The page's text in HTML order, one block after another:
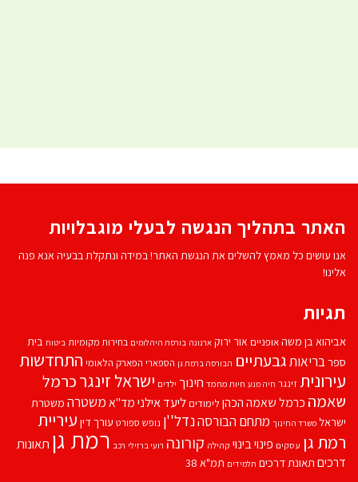
האתר בתהליך הנגשה לבעלי מוגבלויות
אנו עושים כל מאמץ להשלים את הנגשת האתר! במידה ונתקלת בבעיה אנא פנה
אלינו!
תגיות
אביהוא בן משהאופניים אור ירוק ארנונה בורסת היהלומים בחירות מקומיות ביטוח בית
ספרבריאותגבעתיים הבורסה ברמת גן הספארי הפארק הלאומי התחדשות
עירוניתזינגר חיה מנע חיות מחמד חינוך ילדים ישראל זינגרכרמל
שאמה כרמל שאמה הכהן לימודים ליעד אילנימד''אמשטרה משטרת
ישראל משרד החינוך מתחם הבורסהנדל''ן נופש ספורט עורך דין עיריית
רמת גן עסקים פינוי בינוי קהילה קורונה רועי ברזילי רכב רמת גן תאונות
דרכים תאונת דרכים תלמידים תמ"א 38